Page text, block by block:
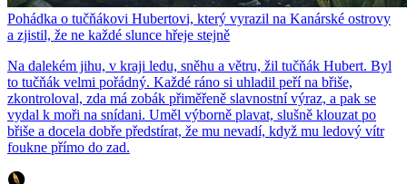
Pohádka o tučňákovi Hubertovi, který vyrazil na Kanárské ostrovy
a zjistil, že ne každé slunce hřeje stejně
Na dalekém jihu, v kraji ledu, sněhu a větru, žil tučňák Hubert. Byl
to tučňák velmi pořádný. Každé ráno si uhladil peří na břiše,
zkontroloval, zda má zobák přiměřeně slavnostní výraz, a pak se
vydal k moři na snídani. Uměl výborně plavat, slušně klouzat po
břiše a docela dobře předstírat, že mu nevadí, když mu ledový vítr
foukne přímo do zad.